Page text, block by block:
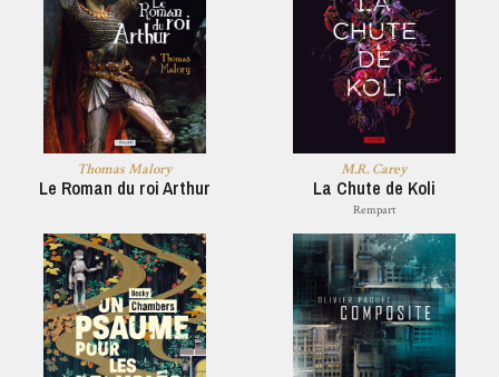
Thomas Malory
Le Roman du roi Arthur
M.R. Carey
La Chute de Koli
Rempart